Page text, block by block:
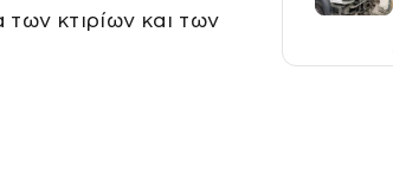
κτιρίων και των